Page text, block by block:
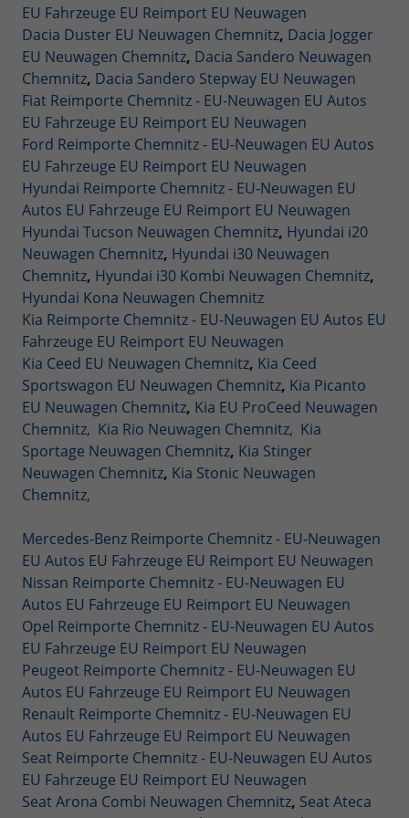
EU Fahrzeuge EU Reimport EU Neuwagen
Dacia Duster EU Neuwagen Chemnitz, Dacia Jogger
EU Neuwagen Chemnitz, Dacia Sandero Neuwagen
Chemnitz, Dacia Sandero Stepway EU Neuwagen
Fiat Reimporte Chemnitz - EU-Neuwagen EU Autos
EU Fahrzeuge EU Reimport EU Neuwagen
Ford Reimporte Chemnitz - EU-Neuwagen EU Autos
EU Fahrzeuge EU Reimport EU Neuwagen
Hyundai Reimporte Chemnitz - EU-Neuwagen EU
Autos EU Fahrzeuge EU Reimport EU Neuwagen
Hyundai Tucson Neuwagen Chemnitz, Hyundai i20
Neuwagen Chemnitz, Hyundai i30 Neuwagen
Chemnitz, Hyundai i30 Kombi Neuwagen Chemnitz,
Hyundai Kona Neuwagen Chemnitz
Kia Reimporte Chemnitz - EU-Neuwagen EU Autos EU
Fahrzeuge EU Reimport EU Neuwagen
Kia Ceed EU Neuwagen Chemnitz, Kia Ceed
Sportswagon EU Neuwagen Chemnitz, Kia Picanto
EU Neuwagen Chemnitz, Kia EU ProCeed Neuwagen
Chemnitz, Kia Rio Neuwagen Chemnitz, Kia
Sportage Neuwagen Chemnitz, Kia Stinger
Neuwagen Chemnitz, Kia Stonic Neuwagen
Chemnitz,
Mercedes-Benz Reimporte Chemnitz - EU-Neuwagen
EU Autos EU Fahrzeuge EU Reimport EU Neuwagen
Nissan Reimporte Chemnitz - EU-Neuwagen EU
Autos EU Fahrzeuge EU Reimport EU Neuwagen
Opel Reimporte Chemnitz - EU-Neuwagen EU Autos
EU Fahrzeuge EU Reimport EU Neuwagen
Peugeot Reimporte Chemnitz - EU-Neuwagen EU
Autos EU Fahrzeuge EU Reimport EU Neuwagen
Renault Reimporte Chemnitz - EU-Neuwagen EU
Autos EU Fahrzeuge EU Reimport EU Neuwagen
Seat Reimporte Chemnitz - EU-Neuwagen EU Autos
EU Fahrzeuge EU Reimport EU Neuwagen
Seat Arona Combi Neuwagen Chemnitz, Seat Ateca